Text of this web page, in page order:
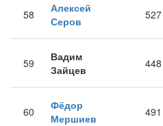
58
Алексей
Серов
527
59
Вадим
Зайцев
448
60
Фёдор
Мершиев
491